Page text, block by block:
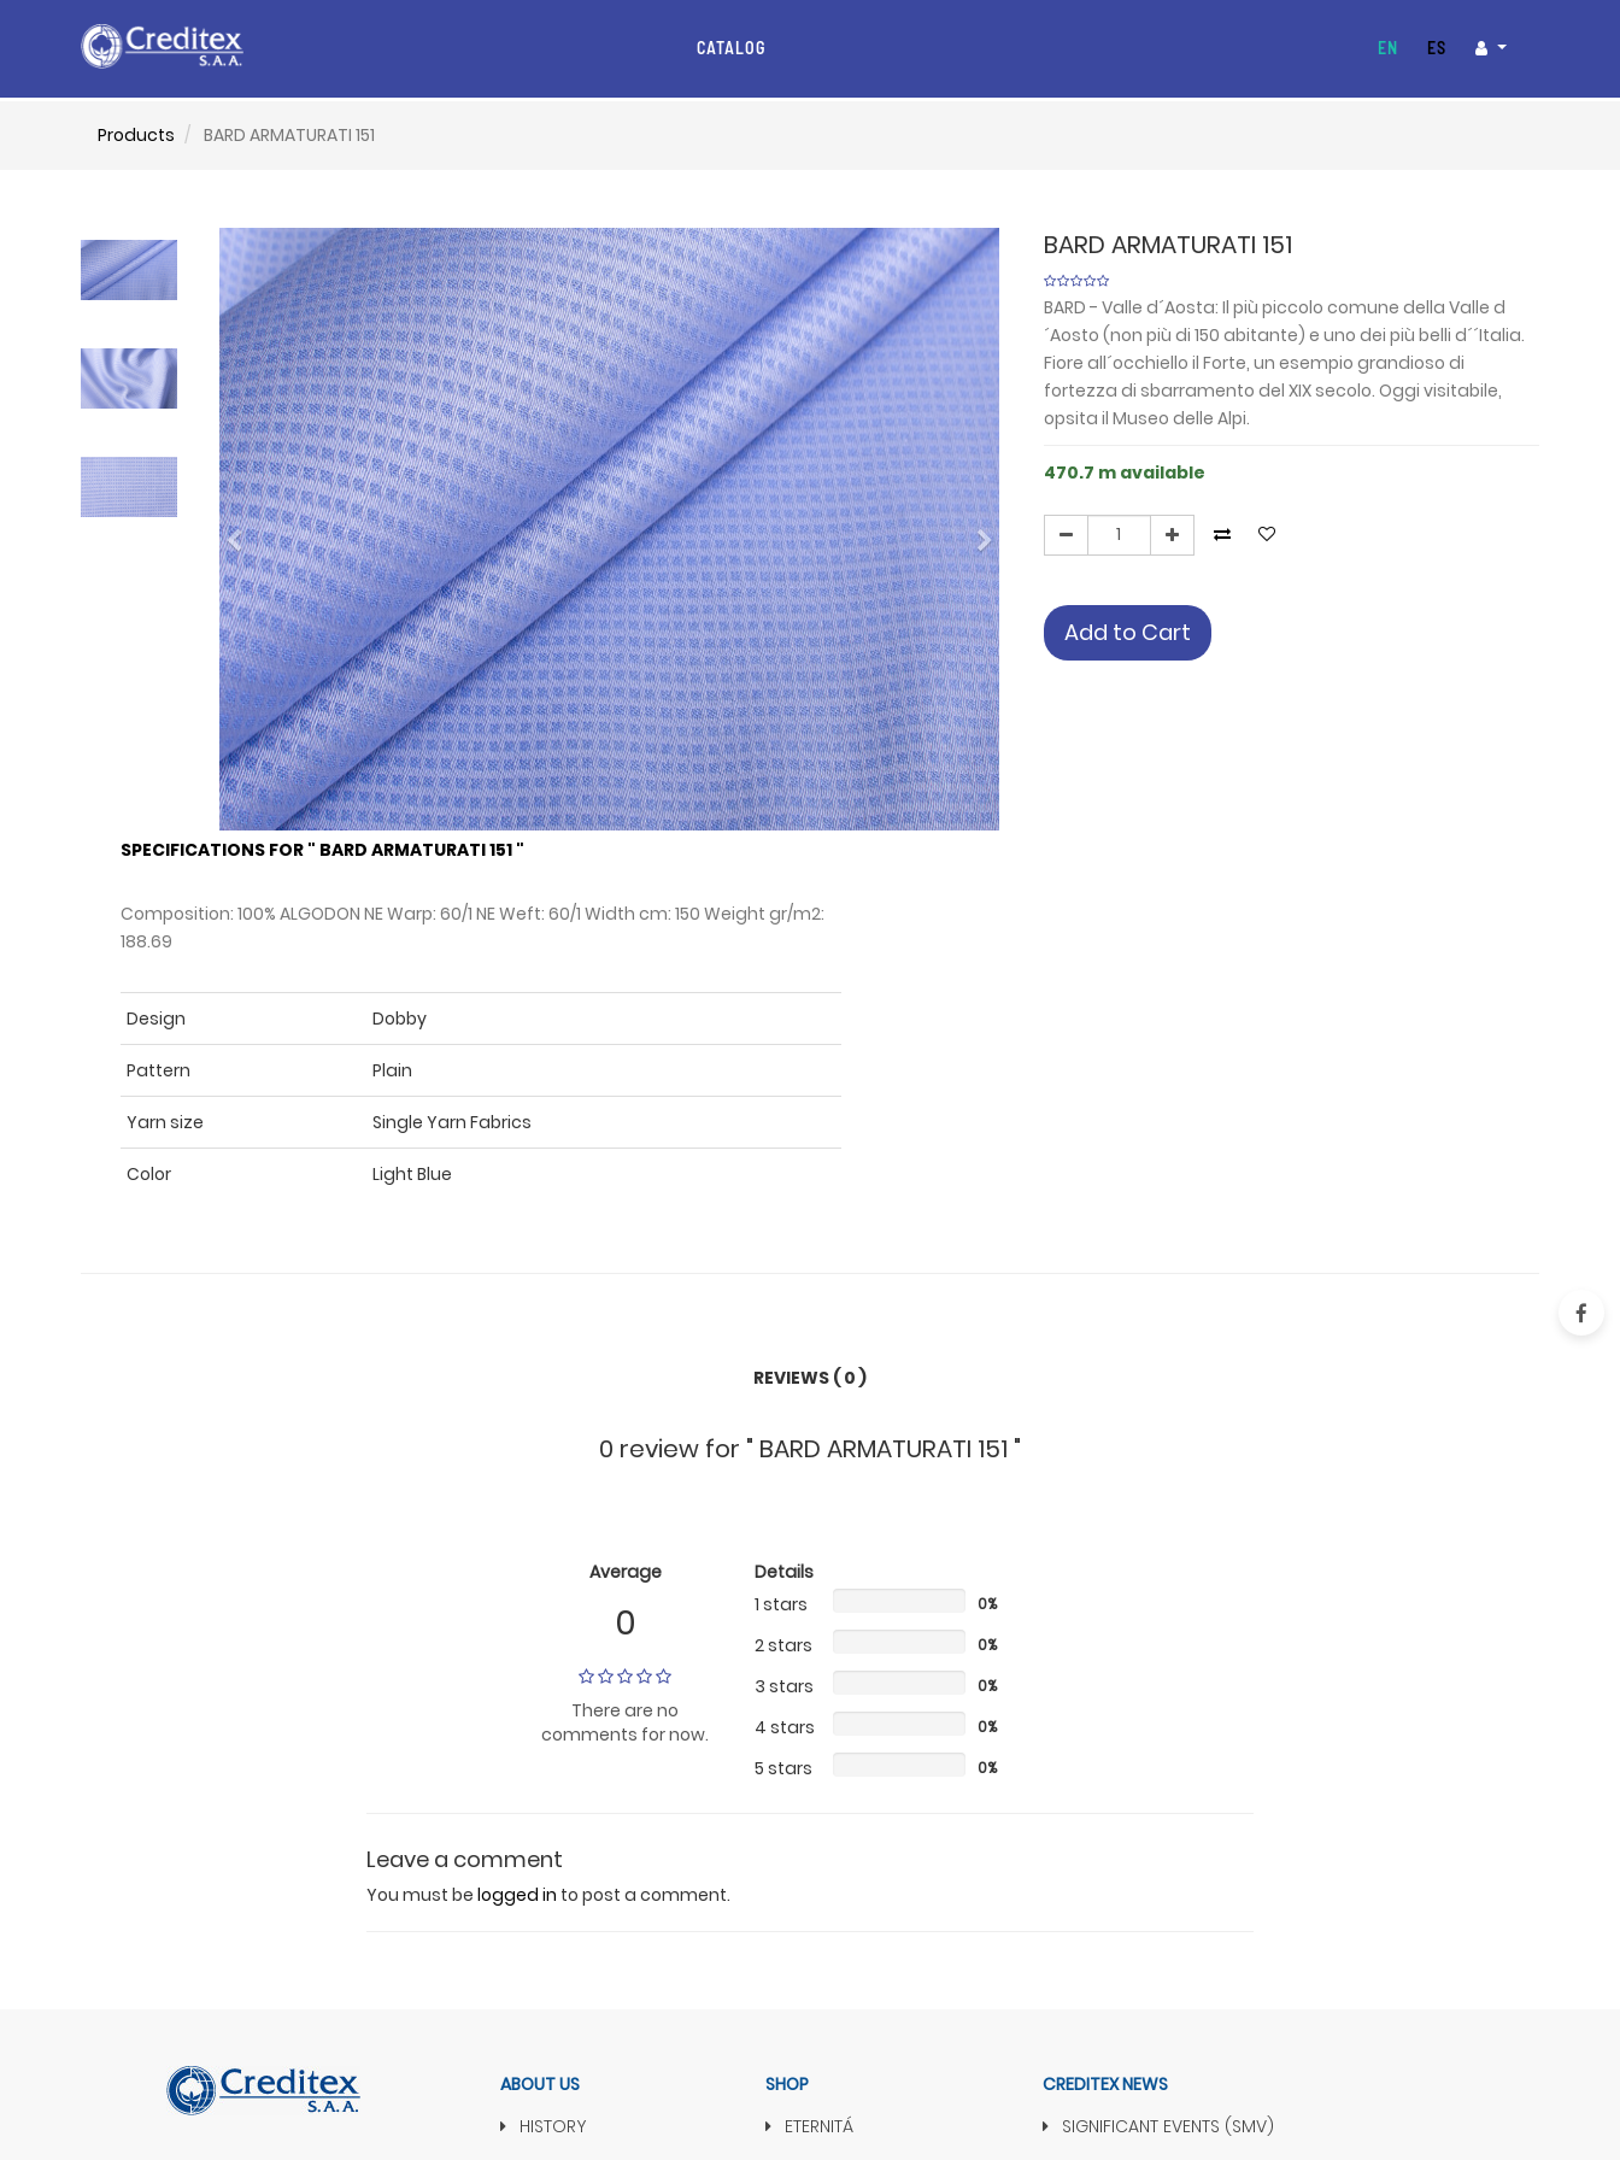
CATALOG EN ES
Products BARD ARMATURATI 151
Previous Next
BARD ARMATURATI 151
BARD - Valle d´Aosta: Il più piccolo comune della Valle d
´Aosto (non più di 150 abitante) e uno dei più belli d´´Italia.
Fiore all´occhiello il Forte, un esempio grandioso di
fortezza di sbarramento del XIX secolo. Oggi visitabile,
opsita il Museo delle Alpi.
470.7 m available
Add to Cart
SPECIFICATIONS FOR " BARD ARMATURATI 151 "
Composition: 100% ALGODON NE Warp: 60/1 NE Weft: 60/1 Width cm: 150 Weight gr/m2:
188.69
Design Dobby
Pattern Plain
Yarn size Single Yarn Fabrics
Color Light Blue
REVIEWS ( 0 )
0 review for " BARD ARMATURATI 151 "
Average
0
There are no
comments for now.
Details
1 stars
0%
2 stars 0%
3 stars 0%
4 stars 0%
5 stars 0%
Leave a comment
You must be logged in to post a comment.
ABOUT US
HISTORY
SHOP
ETERNITÁ
CREDITEX NEWS
SIGNIFICANT EVENTS (SMV)